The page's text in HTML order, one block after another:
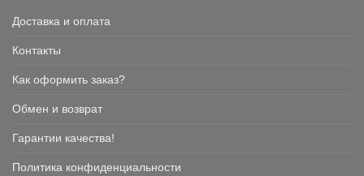
Доставка и оплата
Контакты
Как оформить заказ?
Обмен и возврат
Гарантии качества!
Политика конфиденциальности